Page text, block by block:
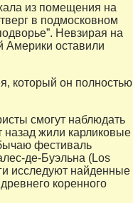
из помещения на
в подмосковном
Невзирая на
Америки оставили
который он полностью
смогут наблюдать
назад жили карликовые
фестиваль
де-Буэльна (Los
исследуют найденные
коренного